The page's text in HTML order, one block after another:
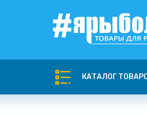
КАТАЛОГ